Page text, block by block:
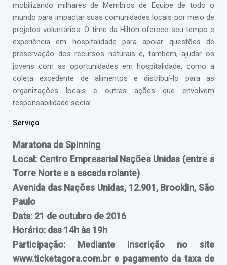
mobilizando milhares de Membros de Equipe de todo o
mundo para impactar suas comunidades locais por meio de
projetos voluntários. O time da Hilton oferece seu tempo e
experiência em hospitalidade para apoiar questões de
preservação dos recursos naturais e, também, ajudar os
jovens com as oportunidades em hospitalidade, como a
coleta excedente de alimentos e distribuí-lo para as
organizações locais e outras ações que envolvem
responsabilidade social.
Serviço
Maratona de Spinning
Local: Centro Empresarial Nações Unidas (entre a
Torre Norte e a escada rolante)
Avenida das Nações Unidas, 12.901, Brooklin, São
Paulo
Data: 21 de outubro de 2016
Horário: das 14h às 19h
Participação: Mediante inscrição no site
www.ticketagora.com.br e pagamento da taxa de